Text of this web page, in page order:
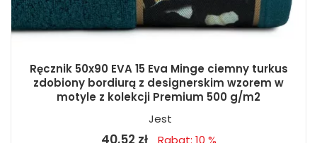
Ręcznik 50x90 EVA 15 Eva Minge ciemny turkus
zdobiony bordiurą z designerskim wzorem w
motyle z kolekcji Premium 500 g/m2
Jest
40,52 zł Rabat: 10 %